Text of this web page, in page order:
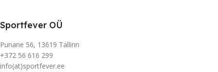
Sportfever OÜ
Punane 56, 13619 Tallinn
+372 56 616 299
info(at)sportfever.ee